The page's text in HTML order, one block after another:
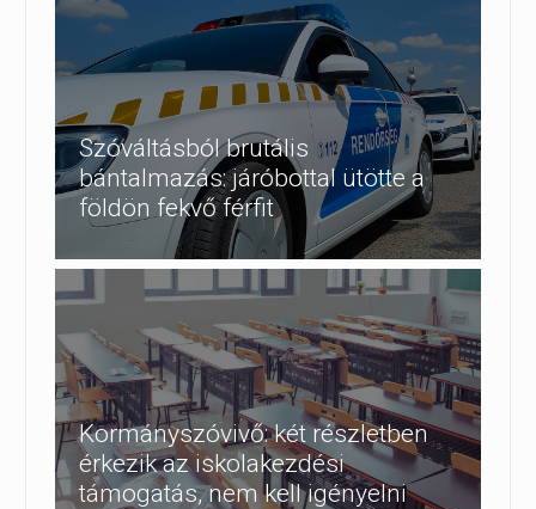
Szóváltásból brutális
bántalmazás: járóbottal ütötte a
földön fekvő férfit
Kormányszóvivő: két részletben
érkezik az iskolakezdési
támogatás, nem kell igényelni